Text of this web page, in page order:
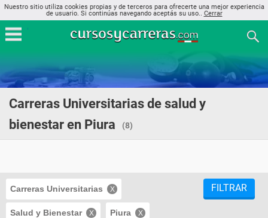
Nuestro sitio utiliza cookies propias y de terceros para ofrecerte una mejor experiencia
de usuario. Si continúas navegando aceptás su uso.. Cerrar
Carreras Universitarias de salud y
bienestar en Piura
(8)
Carreras Universitarias
Salud y Bienestar Piura
FILTRAR